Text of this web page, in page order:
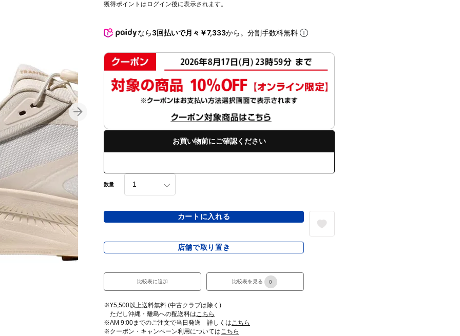
獲得ポイントはログイン後に表示されます。
なら3回払いで月々￥7,333から。分割手数料無料
お買い物前にご確認ください
数量
カートに入れる
店舗で取り置き
比較表に追加 比較表を見る 0
※¥5,500以上送料無料 (中古クラブは除く)
ただし沖縄・離島への配送料はこちら
※AM 9:00までのご注文で当日発送 詳しくはこちら
※クーポン・キャンペーン利用についてはこちら